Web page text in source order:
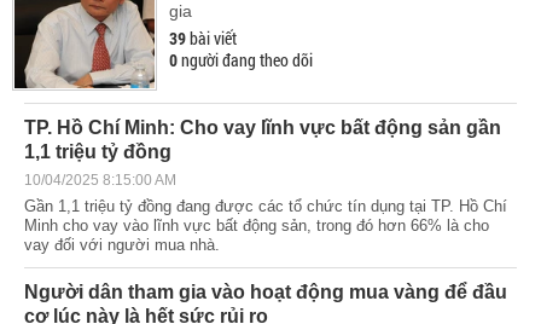
gia
39bài viết
0người đang theo dõi
TP. Hồ Chí Minh: Cho vay lĩnh vực bất động sản gần
1,1 triệu tỷ đồng
10/04/2025 8:15:00 AM
Gần 1,1 triệu tỷ đồng đang được các tổ chức tín dụng tại TP. Hồ Chí
Minh cho vay vào lĩnh vực bất động sản, trong đó hơn 66% là cho
vay đối với người mua nhà.
Người dân tham gia vào hoạt động mua vàng để đầu
cơ lúc này là hết sức rủi ro